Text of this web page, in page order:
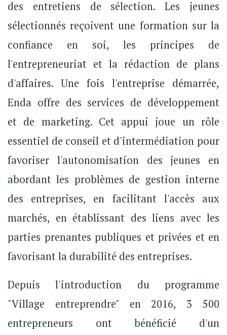
des entretiens de sélection. Les jeunes
sélectionnés reçoivent une formation sur la
confiance en soi, les principes de
l'entrepreneuriat et la rédaction de plans
d'affaires. Une fois l'entreprise démarrée,
Enda offre des services de développement
et de marketing. Cet appui joue un rôle
essentiel de conseil et d'intermédiation pour
favoriser l'autonomisation des jeunes en
abordant les problèmes de gestion interne
des entreprises, en facilitant l'accès aux
marchés, en établissant des liens avec les
parties prenantes publiques et privées et en
favorisant la durabilité des entreprises.
Depuis l'introduction du programme
"Village entreprendre" en 2016, 3 500
entrepreneurs ont bénéficié d'un